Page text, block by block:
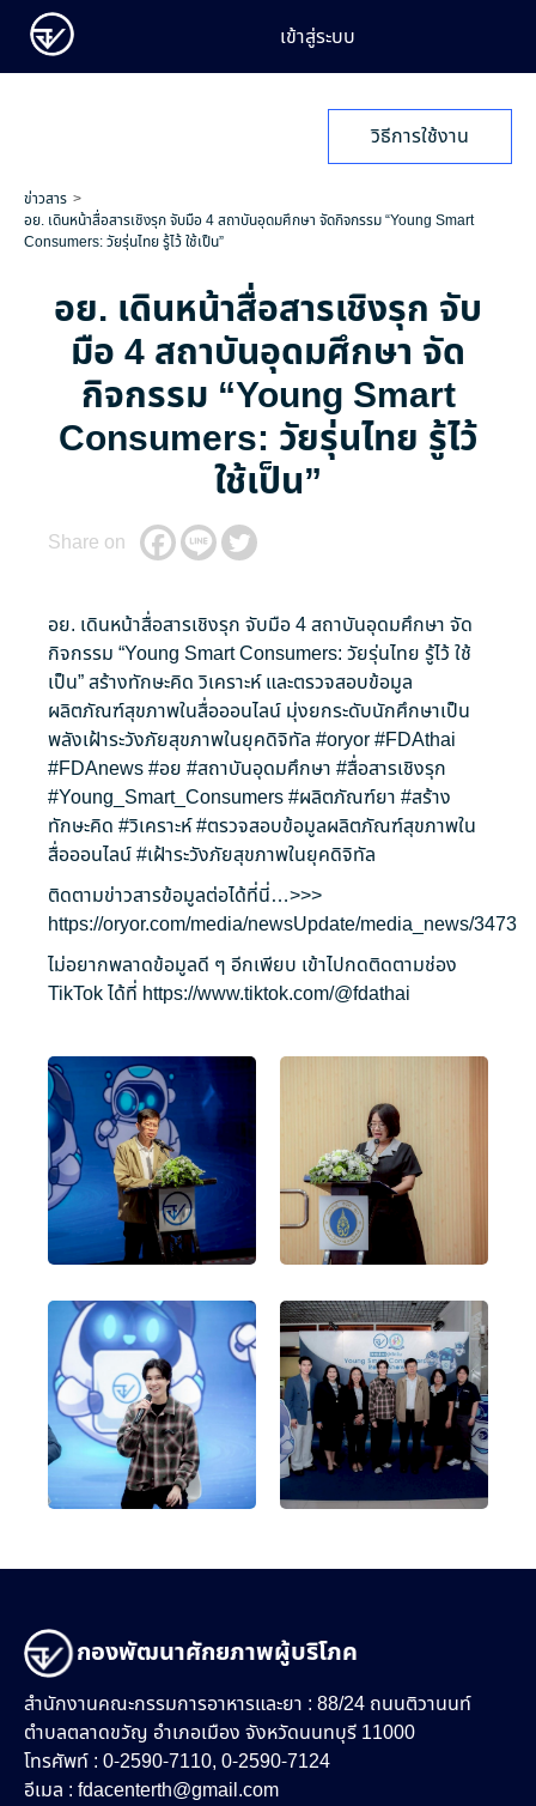
เข้าสู่ระบบ
วิธีการใช้งาน
ข่าวสาร
อย. เดินหน้าสื่อสารเชิงรุก จับมือ 4 สถาบันอุดมศึกษา จัดกิจกรรม “Young Smart
Consumers: วัยรุ่นไทย รู้ไว้ ใช้เป็น”
อย. เดินหน้าสื่อสารเชิงรุก จับ
มือ 4 สถาบันอุดมศึกษา จัด
กิจกรรม “Young Smart
Consumers: วัยรุ่นไทย รู้ไว้
ใช้เป็น”
Share on
อย. เดินหน้าสื่อสารเชิงรุก จับมือ 4 สถาบันอุดมศึกษา จัด
กิจกรรม “Young Smart Consumers: วัยรุ่นไทย รู้ไว้ ใช้
เป็น” สร้างทักษะคิด วิเคราะห์ และตรวจสอบข้อมูล
ผลิตภัณฑ์สุขภาพในสื่อออนไลน์ มุ่งยกระดับนักศึกษาเป็น
พลังเฝ้าระวังภัยสุขภาพในยุคดิจิทัล #oryor#FDAthai
#FDAnews#อย #สถาบันอุดมศึกษา #สื่อสารเชิงรุก
#Young_Smart_Consumers#ผลิตภัณฑ์ยา #สร้าง
ทักษะคิด #วิเคราะห์#ตรวจสอบข้อมูลผลิตภัณฑ์สุขภาพใน
สื่อออนไลน์#เฝ้าระวังภัยสุขภาพในยุคดิจิทัล
ติดตามข่าวสารข้อมูลต่อได้ที่นี่…>>>
https://oryor.com/media/newsUpdate/media_news/3473
ไม่อยากพลาดข้อมูลดี ๆ อีกเพียบ เข้าไปกดติดตามช่อง
TikTok ได้ที่ https://www.tiktok.com/@fdathai
กองพัฒนาศักยภาพผู้บริโภค
สำนักงานคณะกรรมการอาหารและยา : 88/24 ถนนติวานนท์
ตำบลตลาดขวัญ อำเภอเมือง จังหวัดนนทบุรี 11000
โทรศัพท์ : 0-2590-7110, 0-2590-7124
อีเมล : fdacenterth@gmail.com